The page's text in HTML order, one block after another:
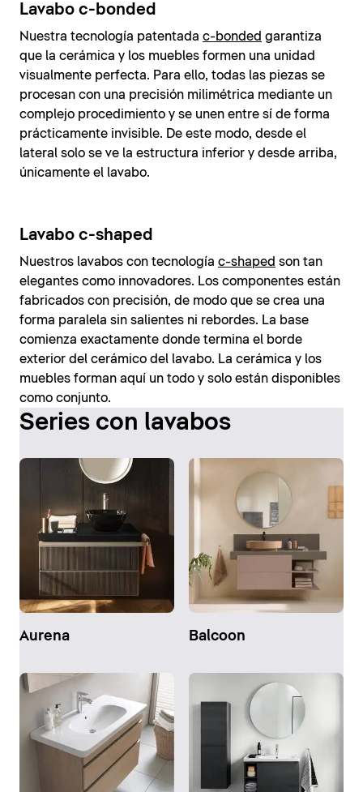
Lavabo c-bonded
Nuestra tecnología patentada c-bonded garantiza
que la cerámica y los muebles formen una unidad
visualmente perfecta. Para ello, todas las piezas se
procesan con una precisión milimétrica mediante un
complejo procedimiento y se unen entre sí de forma
prácticamente invisible. De este modo, desde el
lateral solo se ve la estructura inferior y desde arriba,
únicamente el lavabo.
Lavabo c-shaped
Nuestros lavabos con tecnología c-shaped son tan
elegantes como innovadores. Los componentes están
fabricados con precisión, de modo que se crea una
forma paralela sin salientes ni rebordes. La base
comienza exactamente donde termina el borde
exterior del cerámico del lavabo. La cerámica y los
muebles forman aquí un todo y solo están disponibles
como conjunto.
Series con lavabos
Aurena Balcoon